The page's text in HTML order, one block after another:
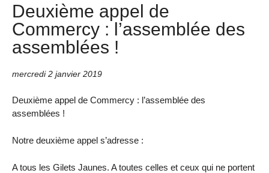
Deuxième appel de
Commercy : l’assemblée des
assemblées !
mercredi 2 janvier 2019
Deuxième appel de Commercy : l’assemblée des
assemblées !
Notre deuxième appel s’adresse :
A tous les Gilets Jaunes. A toutes celles et ceux qui ne portent